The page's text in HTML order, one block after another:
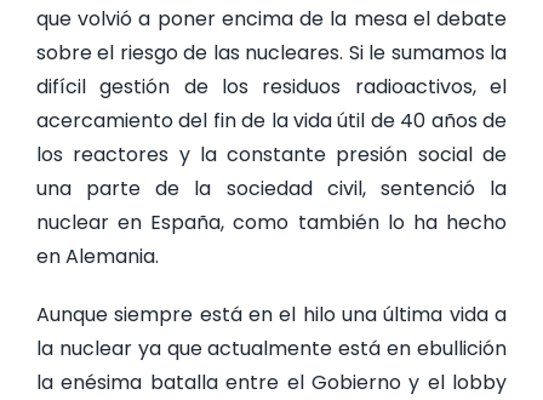
que volvió a poner encima de la mesa el debate
sobre el riesgo de las nucleares. Si le sumamos la
difícil gestión de los residuos radioactivos, el
acercamiento del fin de la vida útil de 40 años de
los reactores y la constante presión social de
una parte de la sociedad civil, sentenció la
nuclear en España, como también lo ha hecho
en Alemania.
Aunque siempre está en el hilo una última vida a
la nuclear ya que actualmente está en ebullición
la enésima batalla entre el Gobierno y el lobby